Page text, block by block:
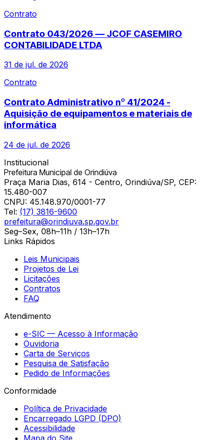
Contrato
Contrato 043/2026 — JCOF CASEMIRO
CONTABILIDADE LTDA
31 de jul. de 2026
Contrato
Contrato Administrativo nº 41/2024 -
Aquisição de equipamentos e materiais de
informática
24 de jul. de 2026
Institucional
Prefeitura Municipal de Orindiúva
Praça Maria Dias, 614 - Centro, Orindiúva/SP, CEP:
15.480-007
CNPJ: 45.148.970/0001-77
Tel: (17) 3816-9600
prefeitura@orindiuva.sp.gov.br
Seg–Sex, 08h–11h / 13h–17h
Links Rápidos
Leis Municipais
Projetos de Lei
Licitações
Contratos
FAQ
Atendimento
e-SIC — Acesso à Informação
Ouvidoria
Carta de Serviços
Pesquisa de Satisfação
Pedido de Informações
Conformidade
Política de Privacidade
Encarregado LGPD (DPO)
Acessibilidade
Mapa do Site